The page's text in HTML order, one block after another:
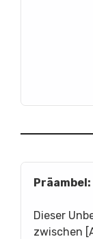
Präambel:
Dieser
zwischen